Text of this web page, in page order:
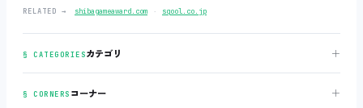
RELATED → shibagameaward.com ‧ sqool.co.jp
§ CATEGORIESカテゴリ ＋
§ CORNERS コーナー ＋